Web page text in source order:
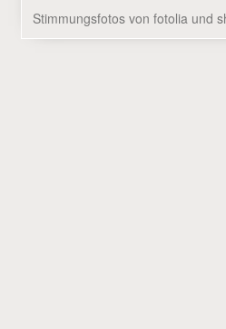
Stimmungsfotos von fotolia und